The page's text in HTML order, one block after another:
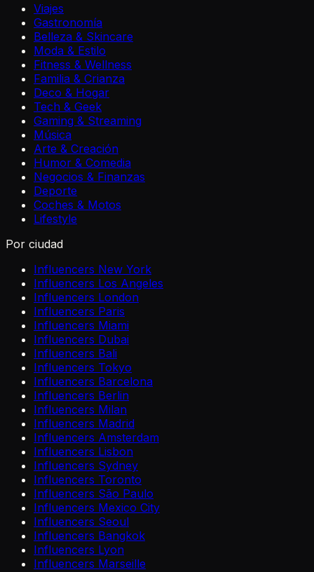
Viajes
Gastronomía
Belleza & Skincare
Moda & Estilo
Fitness & Wellness
Familia & Crianza
Deco & Hogar
Tech & Geek
Gaming & Streaming
Música
Arte & Creación
Humor & Comedia
Negocios & Finanzas
Deporte
Coches & Motos
Lifestyle
Por ciudad
Influencers New York
Influencers Los Angeles
Influencers London
Influencers Paris
Influencers Miami
Influencers Dubai
Influencers Bali
Influencers Tokyo
Influencers Barcelona
Influencers Berlin
Influencers Milan
Influencers Madrid
Influencers Amsterdam
Influencers Lisbon
Influencers Sydney
Influencers Toronto
Influencers São Paulo
Influencers Mexico City
Influencers Seoul
Influencers Bangkok
Influencers Lyon
Influencers Marseille